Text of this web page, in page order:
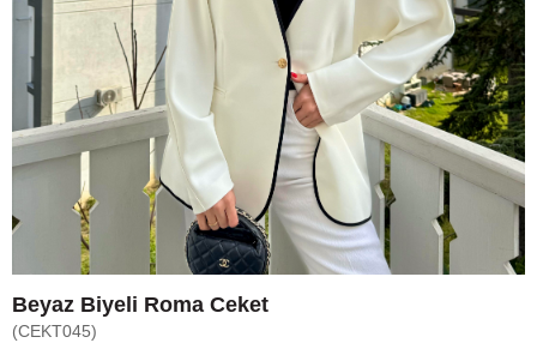
Beyaz Biyeli Roma Ceket
(CEKT045)